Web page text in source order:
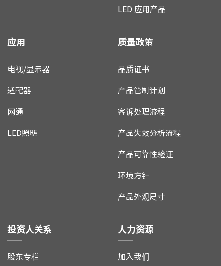
LED 应用产品
应用
电视/显示器
适配器
网通
LED照明
质量政策
品质证书
产品管制计划
客诉处理流程
产品失效分析流程
产品可靠性验证
环境方针
产品外观尺寸
投资人关系
股东专栏
人力资源
加入我们